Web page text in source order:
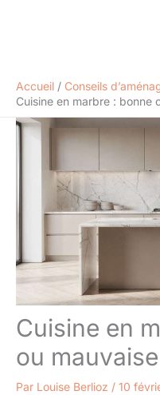
Accueil
Conseils
Cuisine en marbre : bonne
Cuisine en
ou
Par Louise Berlioz / 10